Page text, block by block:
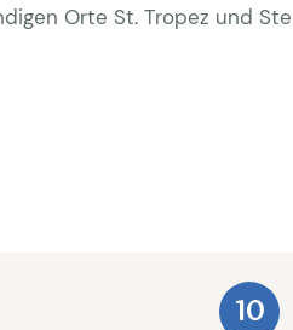
Orte St. Tropez und Ste
10